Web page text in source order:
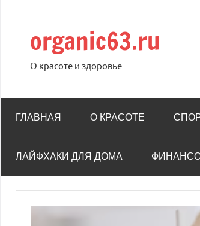
содержимому
organic63.ru
О красоте и здоровье
ГЛАВНАЯ О КРАСОТЕ
ЛАЙФХАКИ ДЛЯ ДОМА